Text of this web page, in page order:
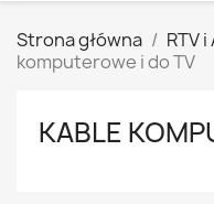
Strona główna RTV i
komputerowe i do TV
KABLE